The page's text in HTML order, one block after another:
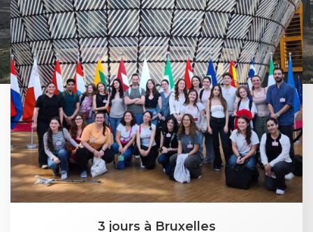
3 jours à Bruxelles